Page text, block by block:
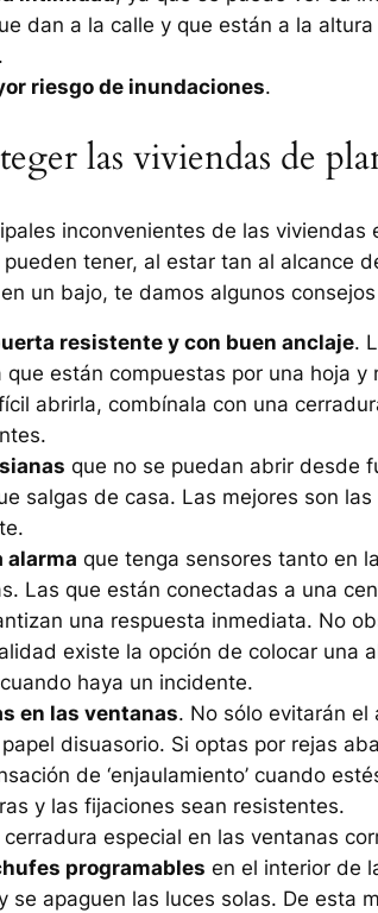
dan a la calle y que están a la
riesgo de inundaciones.
las viviendas de
inconvenientes de las viviendas
tener, al estar tan al alcance
un bajo, te damos algunos
resistente y con buen anclaje.
que están compuestas por una hoja y
abrirla, combínala con una
que no se puedan abrir desde
salgas de casa. Las mejores son
alarma que tenga sensores tanto en
Las que están conectadas a una
una respuesta inmediata. No
existe la opción de colocar una
haya un incidente.
en las ventanas. No sólo evitarán el
disuasorio. Si optas por rejas
de ‘enjaulamiento’ cuando
y las fijaciones sean resistentes.
cerradura especial en las ventanas
programables en el interior de
se apaguen las luces solas. De esta